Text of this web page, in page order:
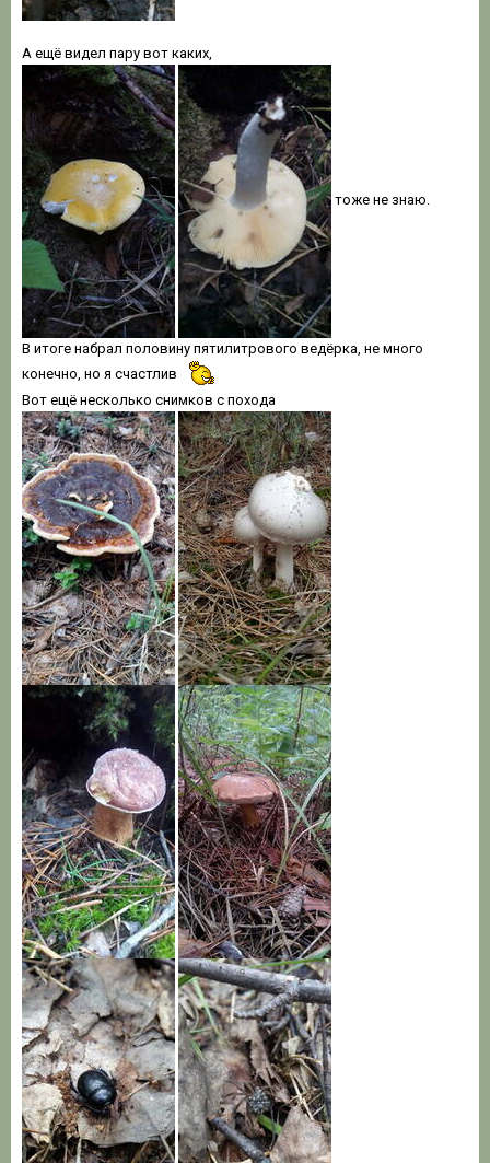
А ещё видел пару вот каких,
тоже не знаю.
В итоге набрал половину пятилитрового ведёрка, не много
конечно, но я счастлив
Вот ещё несколько снимков с похода